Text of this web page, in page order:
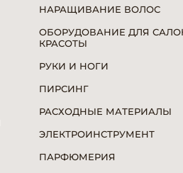
НАРАЩИВАНИЕ ВОЛОС
ОБОРУДОВАНИЕ ДЛЯ
КРАСОТЫ
РУКИ И НОГИ
ПИРСИНГ
РАСХОДНЫЕ МАТЕРИАЛЫ
ЭЛЕКТРОИНСТРУМЕНТ
ПАРФЮМЕРИЯ